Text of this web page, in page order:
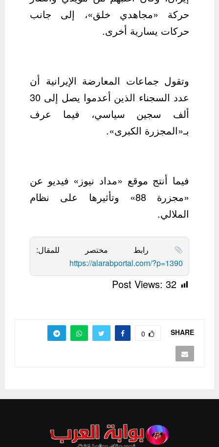
حركة «مجاهدي خلق»، إلى جانب
حركات يسارية أخرى.
وتقول جماعات المعارضة الإيرانية أن
عدد السجناء الذين أعدموا يصل إلى 30
ألف سجين سياسي، فيما عرف
بـ«المجزرة الكبرى».
فيما أنتج موقع «مداد نيوز» فيديو عن
«مجزرة 88» وتأثيرها على نظام
الملالي.
رابط مختصر للمقال:
https://alarabportal.com/?p=1390
Post Views: 32
SHARE
0